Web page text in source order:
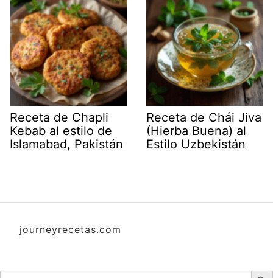
Receta de Chapli
Kebab al estilo de
Islamabad, Pakistán
Receta de Chái Jiva
(Hierba Buena) al
Estilo Uzbekistán
journeyrecetas.com
Buscar: Botón